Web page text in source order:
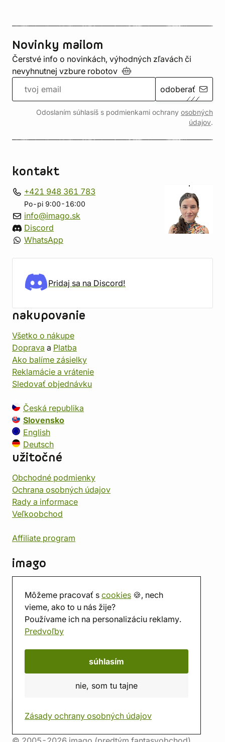
Môžeme pracovať s cookies 🍪, nech
vieme, ako to u nás žije?
Používame ich na personalizáciu reklamy.
Predvoľby
súhlasím
nie, som tu tajne
Zásady ochrany osobných údajov
Novinky mailom
Čerstvé info o novinkách, výhodných zľavách či
nevyhnutnej vzbure robotov
odoberať
Odoslaním súhlasíš s podmienkami ochrany osobných
údajov.
kontakt
+421 948 361 783
Po-pi 9:00-16:00
info@imago.sk
Discord
WhatsApp
Pridaj sa na Discord!
nakupovanie
Všetko o nákupe
Doprava a Platba
Ako balíme zásielky
Reklamácie a vrátenie
Sledovať objednávku
Česká republika
Slovensko
English
Deutsch
užitočné
Obchodné podmienky
Ochrana osobných údajov
Rady a informace
Veľkoobchod
Affiliate program
imago
Predajňa
Herňa
O nás
Hodnotenie obchodu